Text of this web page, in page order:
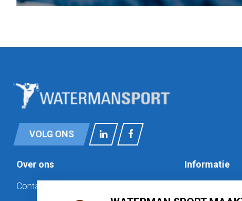
VOLG ONS
Over ons
Contact
Informatie